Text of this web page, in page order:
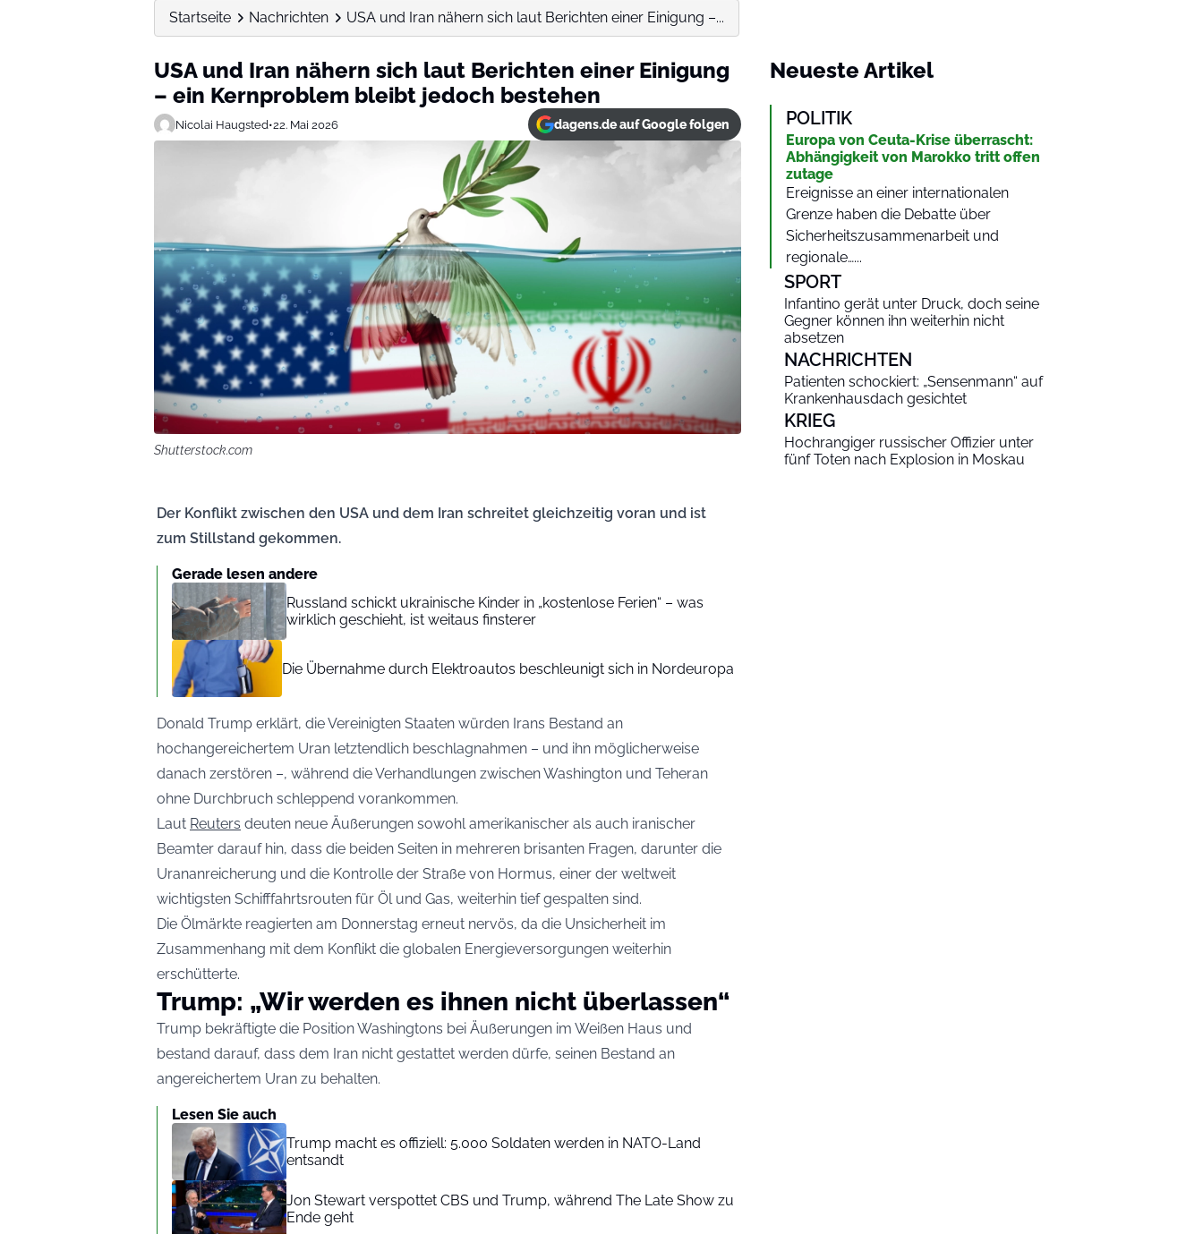
Startseite Nachrichten USA und Iran nähern sich laut Berichten einer Einigung –...
USA und Iran nähern sich laut Berichten einer Einigung
– ein Kernproblem bleibt jedoch bestehen
Nicolai Haugsted•22. Mai 2026 dagens.de auf Google folgen
Shutterstock.com
Der Konflikt zwischen den USA und dem Iran schreitet gleichzeitig voran und ist
zum Stillstand gekommen.
Gerade lesen andere
Russland schickt ukrainische Kinder in „kostenlose Ferien“ – was
wirklich geschieht, ist weitaus finsterer
Die Übernahme durch Elektroautos beschleunigt sich in Nordeuropa
Donald Trump erklärt, die Vereinigten Staaten würden Irans Bestand an
hochangereichertem Uran letztendlich beschlagnahmen – und ihn möglicherweise
danach zerstören –, während die Verhandlungen zwischen Washington und Teheran
ohne Durchbruch schleppend vorankommen.
Laut Reuters deuten neue Äußerungen sowohl amerikanischer als auch iranischer
Beamter darauf hin, dass die beiden Seiten in mehreren brisanten Fragen, darunter die
Urananreicherung und die Kontrolle der Straße von Hormus, einer der weltweit
wichtigsten Schifffahrtsrouten für Öl und Gas, weiterhin tief gespalten sind.
Die Ölmärkte reagierten am Donnerstag erneut nervös, da die Unsicherheit im
Zusammenhang mit dem Konflikt die globalen Energieversorgungen weiterhin
erschütterte.
Trump: „Wir werden es ihnen nicht überlassen“
Trump bekräftigte die Position Washingtons bei Äußerungen im Weißen Haus und
bestand darauf, dass dem Iran nicht gestattet werden dürfe, seinen Bestand an
angereichertem Uran zu behalten.
Lesen Sie auch
Trump macht es offiziell: 5.000 Soldaten werden in NATO-Land
entsandt
Jon Stewart verspottet CBS und Trump, während The Late Show zu
Ende geht
Neueste Artikel
POLITIK
Europa von Ceuta-Krise überrascht:
Abhängigkeit von Marokko tritt offen
zutage
Ereignisse an einer internationalen
Grenze haben die Debatte über
Sicherheitszusammenarbeit und
regionale…...
SPORT
Infantino gerät unter Druck, doch seine
Gegner können ihn weiterhin nicht
absetzen
NACHRICHTEN
Patienten schockiert: „Sensenmann“ auf
Krankenhausdach gesichtet
KRIEG
Hochrangiger russischer Offizier unter
fünf Toten nach Explosion in Moskau